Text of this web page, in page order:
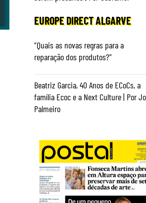
EUROPE DIRECT ALGARVE
“Quais as novas regras para a
reparação dos produtos?”
Beatriz Garcia, 40 Anos de ECoCs, a
família Ecoc e a Next Culture | Por
Palmeiro